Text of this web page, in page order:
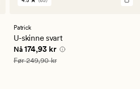
65
en
gjennomsnittlig
vurdering
på
4.5
Patrick
U-skinne svart
Nåværende pris
Nå 174,93 kr
Vanlig pris 249,90 kr
Før249,90 kr